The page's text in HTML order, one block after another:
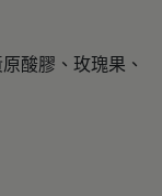
酸膠、玫瑰果、